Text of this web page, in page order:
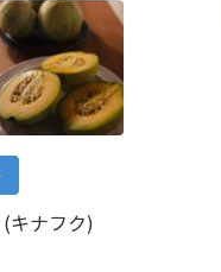
キナフク)